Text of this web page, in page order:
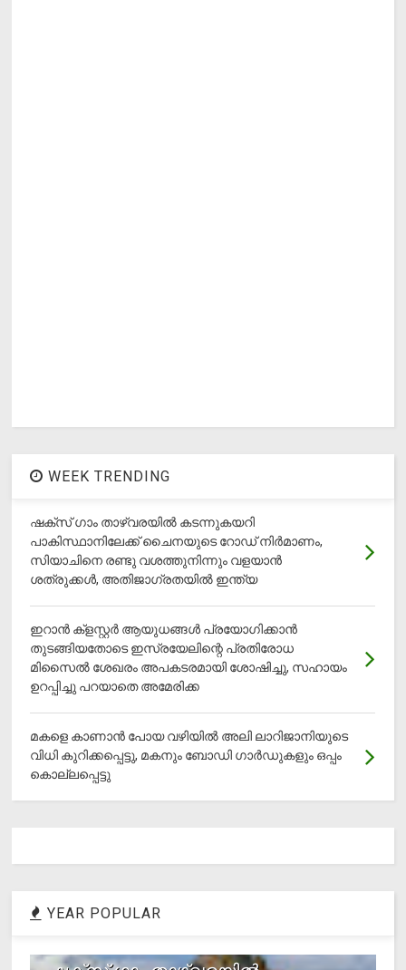
WEEK TRENDING
ഷക്സ് ​ഗാം താഴ്‌വരയിൽ കടന്നുകയറി
പാകിസ്ഥാനിലേക്ക് ചൈനയുടെ റോഡ് നിർമാണം,
സിയാചിനെ രണ്ടു വശത്തുനിന്നും വളയാൻ
ശത്രുക്കൾ, അതിജാ​ഗ്രതയിൽ ഇന്ത്യ
ഇറാന്‍ ക്‌ളസ്റ്റര്‍ ആയുധങ്ങള്‍ പ്രയോഗിക്കാന്‍
തുടങ്ങിയതോടെ ഇസ്രയേലിന്റെ പ്രതിരോധ
മിസൈല്‍ ശേഖരം അപകടരമായി ശോഷിച്ചു, സഹായം
ഉറപ്പിച്ചു പറയാതെ അമേരിക്ക
മകളെ കാണാന്‍ പോയ വഴിയില്‍ അലി ലാറിജാനിയുടെ
വിധി കുറിക്കപ്പെട്ടു, മകനും ബോഡി ഗാര്‍ഡുകളും ഒപ്പം
കൊല്ലപ്പെട്ടു
YEAR POPULAR